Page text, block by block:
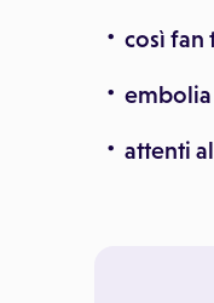
così fan
attenti